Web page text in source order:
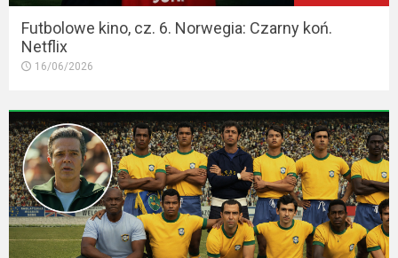
Futbolowe kino, cz. 6. Norwegia: Czarny koń.
Netflix
16/06/2026